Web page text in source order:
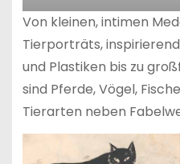
Von kleinen, intimen
Tierporträts,
und Plastiken bis zu
sind Pferde, Vögel,
Tierarten neben